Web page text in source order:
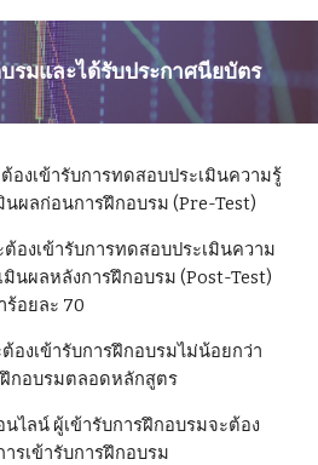
รมและได้รับประกาศนียบัตร
องเข้ารับการทดสอบประเมินความรู้
ผลก่อนการฝึกอบรม (Pre-Test)
องเข้ารับการทดสอบประเมินความ
นผลหลังการฝึกอบรม (Post-Test)
อยละ 70
องเข้ารับการฝึกอบรมไม่น้อยกว่า
ฝึกอบรมตลอดหลักสูตร
ไลน์ ผู้เข้ารับการฝึกอบรมจะต้อง
รเข้ารับการฝึกอบรม